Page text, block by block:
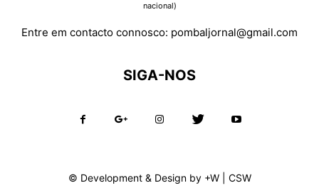
nacional)
Entre em contacto connosco: pombaljornal@gmail.com
SIGA-NOS
© Development & Design by +W| CSW